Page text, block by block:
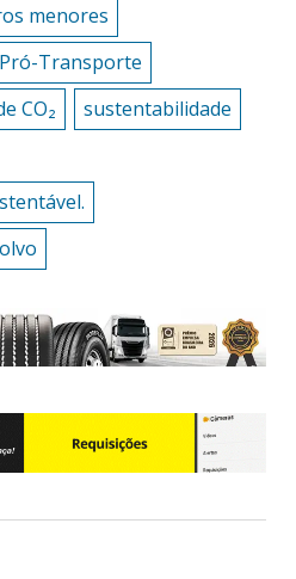
menores
Pró-Transporte
CO₂
sustentabilidade